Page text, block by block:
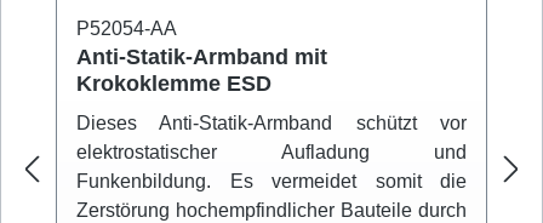
P52054-AA
Anti-Statik-Armband mit
Krokoklemme ESD
Dieses Anti-Statik-Armband schützt vor
elektrostatischer Aufladung und
Funkenbildung. Es vermeidet somit die
Zerstörung hochempfindlicher Bauteile durch